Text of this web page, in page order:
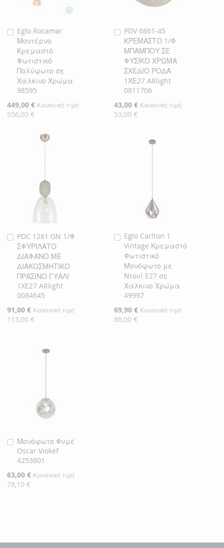
Eglo Rocamar
Μοντέρνο
Κρεμαστό
Φωτιστικό
Πολύφωτο σε
Χάλκινο Χρώμα
98595
Ειδική
Τιμή
449,00 € Κανονική τιμή
556,00 €
Προσθήκη
στο
Καλάθι
PDV 6861-45
ΚΡΕΜΑΣΤΟ 1/Φ
ΜΠΑΜΠΟΥ ΣΕ
ΦΥΣΙΚΟ ΧΡΩΜΑ
ΣΧΕΔΙΟ ΡΟΔΑ
1ΧΕ27 ARlight
0811706
Ειδική
Τιμή
43,00 € Κανονική τιμή
53,00 €
Προσθήκη
στο
Καλάθι
PDC 1281 GN 1/Φ
ΣΦΥΡΙΛΑΤΟ
ΔΙΑΦΑΝΟ ΜΕ
ΔΙΑΚΟΣΜΗΤΙΚΟ
ΠΡΑΣΙΝΟ ΓΥΑΛΙ
1XE27 ARlight
0084645
Ειδική
Τιμή
91,00 € Κανονική τιμή
113,00 €
Προσθήκη
στο
Καλάθι
Eglo Carlton 1
Vintage Κρεμαστό
Φωτιστικό
Μονόφωτο με
Ντουί E27 σε
Χάλκινο Χρώμα
49997
Ειδική
Τιμή
69,90 € Κανονική τιμή
86,00 €
Προσθήκη
στο
Καλάθι
Μονόφωτο Φυμέ
Oscar Viokef
4253601
Ειδική
Τιμή
63,00 € Κανονική τιμή
78,10 €
Προσθήκη
στο
Καλάθι